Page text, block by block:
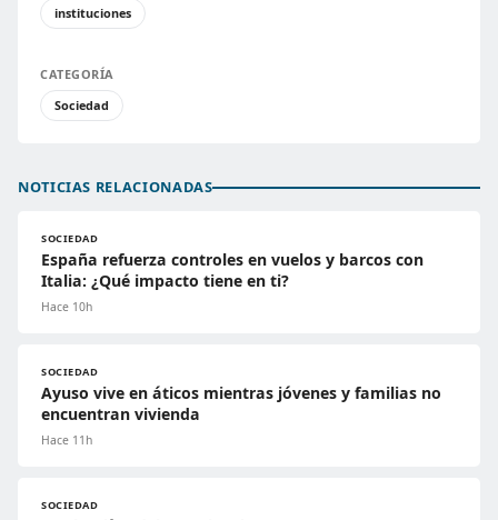
instituciones
CATEGORÍA
Sociedad
NOTICIAS RELACIONADAS
SOCIEDAD
España refuerza controles en vuelos y barcos con
Italia: ¿Qué impacto tiene en ti?
Hace 10h
SOCIEDAD
Ayuso vive en áticos mientras jóvenes y familias no
encuentran vivienda
Hace 11h
SOCIEDAD